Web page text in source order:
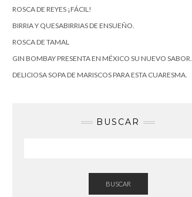
ROSCA DE REYES ¡FÁCIL!
BIRRIA Y QUESABIRRIAS DE ENSUEÑO.
ROSCA DE TAMAL
GIN BOMBAY PRESENTA EN MÉXICO SU NUEVO SABOR.
DELICIOSA SOPA DE MARISCOS PARA ESTA CUARESMA.
BUSCAR
BUSCAR